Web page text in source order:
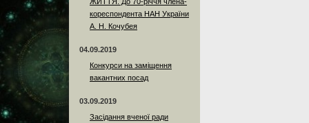
ЖИТТЯ. До 70-річчя члена-
кореспондента НАН України
А. Н. Кочубея
04.09.2019
Конкурси на заміщення
вакантних посад
03.09.2019
Засідання вченої ради